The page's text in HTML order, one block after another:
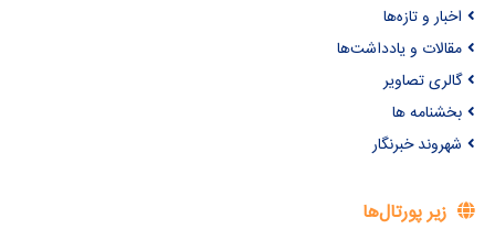
اخبار و تازه‌ها
مقالات و یادداشت‌ها
گالری تصاویر
بخشنامه ها
شهروند خبرنگار
زیر پورتال‌ها